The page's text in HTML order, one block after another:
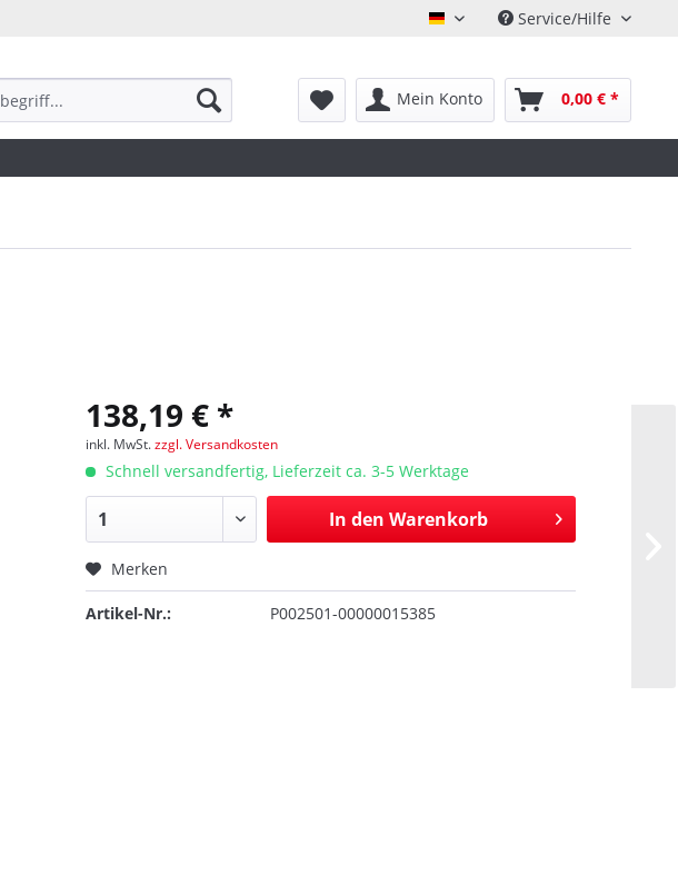
Deutsch Service/Hilfe
Mein Konto 0,00 € *
138,19 € *
inkl. MwSt.zzgl. Versandkosten
Schnell versandfertig, Lieferzeit ca. 3-5 Werktage
In den Warenkorb
Merken
Artikel-Nr.: P002501-00000015385